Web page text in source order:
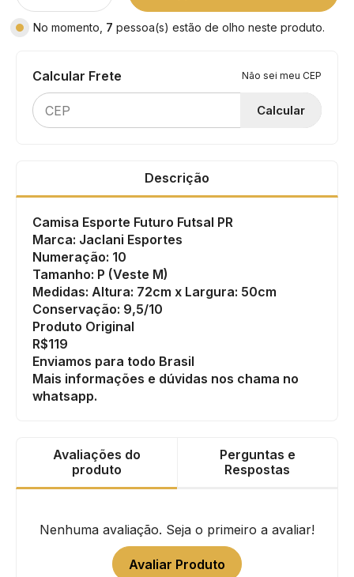
No momento, 7 pessoa(s) estão de olho neste produto.
Calcular Frete Não sei meu CEP
Calcular
Descrição
Camisa Esporte Futuro Futsal PR
Marca: Jaclani Esportes
Numeração: 10
Tamanho: P (Veste M)
Medidas: Altura: 72cm x Largura: 50cm
Conservação: 9,5/10
Produto Original
R$119
Enviamos para todo Brasil
Mais informações e dúvidas nos chama no
whatsapp.
Avaliações do
produto
Perguntas e
Respostas
Nenhuma avaliação. Seja o primeiro a avaliar!
Avaliar Produto